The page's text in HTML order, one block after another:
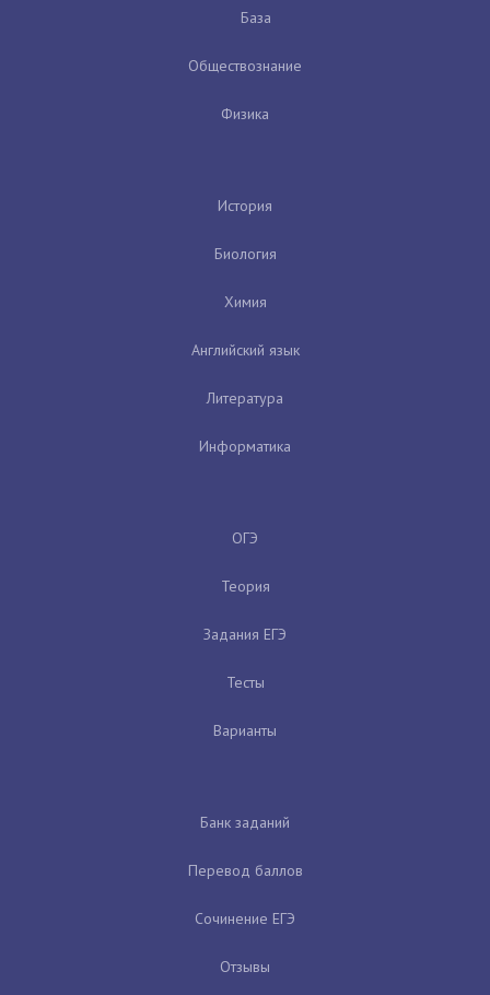
База
Обществознание
Физика
История
Биология
Химия
Английский язык
Литература
Информатика
ОГЭ
Теория
Задания ЕГЭ
Тесты
Варианты
Банк заданий
Перевод баллов
Сочинение ЕГЭ
Отзывы